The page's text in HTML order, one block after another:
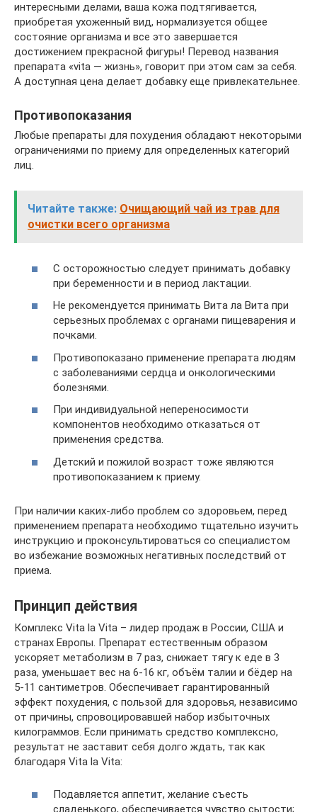
интересными делами, ваша кожа подтягивается,
приобретая ухоженный вид, нормализуется общее
состояние организма и все это завершается
достижением прекрасной фигуры! Перевод названия
препарата «vita — жизнь», говорит при этом сам за себя.
А доступная цена делает добавку еще привлекательнее.
Противопоказания
Любые препараты для похудения обладают некоторыми
ограничениями по приему для определенных категорий
лиц.
Читайте также: Очищающий чай из трав для
очистки всего организма
С осторожностью следует принимать добавку
при беременности и в период лактации.
Не рекомендуется принимать Вита ла Вита при
серьезных проблемах с органами пищеварения и
почками.
Противопоказано применение препарата людям
с заболеваниями сердца и онкологическими
болезнями.
При индивидуальной непереносимости
компонентов необходимо отказаться от
применения средства.
Детский и пожилой возраст тоже являются
противопоказанием к приему.
При наличии каких-либо проблем со здоровьем, перед
применением препарата необходимо тщательно изучить
инструкцию и проконсультироваться со специалистом
во избежание возможных негативных последствий от
приема.
Принцип действия
Комплекс Vita la Vita – лидер продаж в России, США и
странах Европы. Препарат естественным образом
ускоряет метаболизм в 7 раз, снижает тягу к еде в 3
раза, уменьшает вес на 6-16 кг, объём талии и бёдер на
5-11 сантиметров. Обеспечивает гарантированный
эффект похудения, с пользой для здоровья, независимо
от причины, спровоцировавшей набор избыточных
килограммов. Если принимать средство комплексно,
результат не заставит себя долго ждать, так как
благодаря Vita la Vita:
Подавляется аппетит, желание съесть
сладенького, обеспечивается чувство сытости;